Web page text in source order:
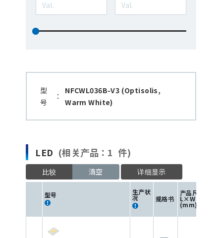
型
号
：
NFCWL036B-V3 (Optisolis,
Warm White)
LED (相关产品：1 件)
比较 清空 详细显示
型号 生产状
况 规格书
产品尺寸
L×W×H
(mm)